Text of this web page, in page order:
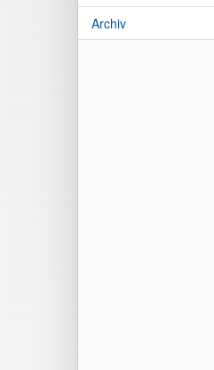
Archiv